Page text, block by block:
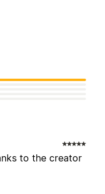
to the creator